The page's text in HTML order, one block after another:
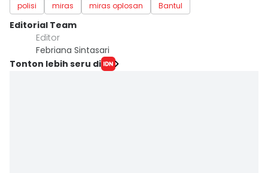
polisi miras miras oplosan Bantul
Editorial Team
Editor
Febriana Sintasari
Tonton lebih seru di